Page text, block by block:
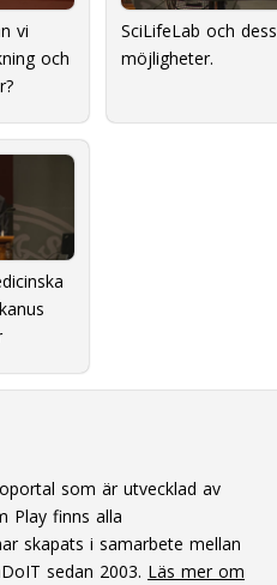
vi
och
SciLifeLab och dess
möjligheter.
som är utvecklad av
Play finns alla
skapats i samarbete mellan
sedan 2003. Läs mer om